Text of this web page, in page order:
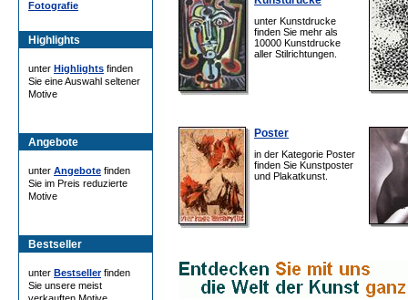
Fotografie
Highlights
unter Highlights finden
Sie eine Auswahl seltener
Motive
Angebote
unter Angebote finden
Sie im Preis reduzierte
Motive
Bestseller
unter Bestsellerfinden
Sie unsere meist
unter Kunstdrucke
finden Sie mehr als
10000 Kunstdrucke
aller Stilrichtungen.
Poster
in der Kategorie Poster
finden Sie Kunstposter
und Plakatkunst.